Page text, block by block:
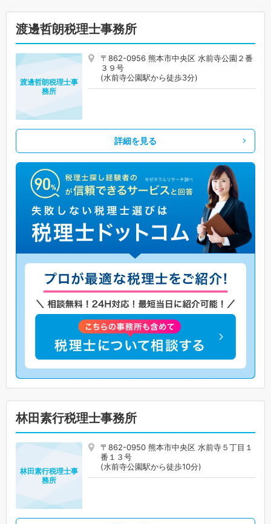
渡邊哲朗税理士事務所
〒862-0956 熊本市中央区 水前寺公園２番
３９号
(水前寺公園駅から徒歩3分)
渡邊哲朗税理士事
務所
詳細を見る
林田素行税理士事務所
〒862-0950 熊本市中央区 水前寺５丁目１
番１３号
(水前寺公園駅から徒歩10分)
林田素行税理士事
務所